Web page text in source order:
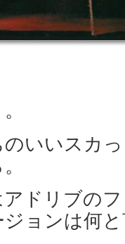
いいスカ
ドリブの
ョンは何